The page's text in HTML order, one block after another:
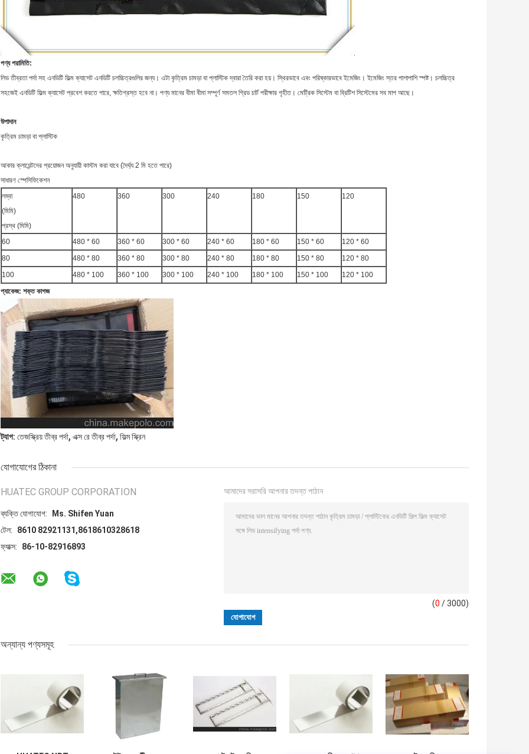
পণ্য পরামিতি:
লিড তীব্রতা পর্দা সহ এনডিটি ফিল্ম ক্যাসেট এনডিটি চলচ্চিত্রগুলির জন্য। এটা কৃত্রিম চামড়া বা প্লাস্টিক দ্বারা তৈরি করা হয়। স্থিরভাবে এবং পরিষ্কারভাবে ইমেজিং। ইমেজিং স্তর পাশাপাশি স্পষ্ট। চলচ্চিত্র
সহজেই এনডিটি ফিল্ম ক্যাসেট প্রবেশ করতে পারে, ক্ষতিগ্রস্ত হবে না। পণ্য মানের বীমা বীমা সম্পূর্ণ সমতল গ্রিড চার্ট পরীক্ষার গৃহীত। মেট্রিক সিস্টেম বা ব্রিটিশ সিস্টেমের সব মাপ আছে।
উপাদান
কৃত্রিম চামড়া বা প্লাস্টিক
আকার ক্লায়েন্টদের প্রয়োজন অনুযায়ী কাস্টম করা যাবে (দৈর্ঘ্য 2 মি হতে পারে)
সাধারণ স্পেসিফিকেশন
লম্বা
(মিমি)
প্রস্থ (মিমি)
480 360 300 240 180 150 120
60 480 * 60 360 * 60 300 * 60 240 * 60 180 * 60 150 * 60
120 * 60
80
480 * 80 360 * 80 300 * 80 240 * 80 180 * 80 150 * 80
120 * 80
100
480 * 100 360 * 100 300 * 100 240 * 100 180 * 100 150 * 100
120 * 100
প্যাকেজ: শক্ত কাগজ
ট্যাগ: তেজস্ক্রিয় তীব্র পর্দা, এক্স রে তীব্র পর্দা, ফিল্ম স্ক্রিন
যোগাযোগের ঠিকানা
HUATEC GROUP CORPORATION
ব্যক্তি যোগাযোগ:
Ms. Shifen Yuan
টেল:
8610 82921131,8618610328618
ফ্যাক্স:
86-10-82916893
আমাদের সরাসরি আপনার তদন্ত পাঠান
(0 / 3000)
অন্যান্য পণ্যসমূহ